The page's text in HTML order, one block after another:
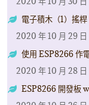
電子積木（1）搖桿
2020 年 10 月 29 日
使用 ESP8266 作
2020 年 10 月 28 日
ESP8266 開發板